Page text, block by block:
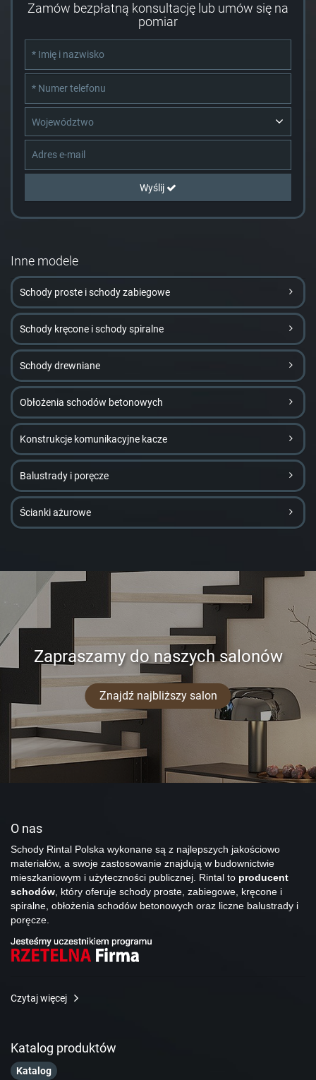
Zamów bezpłatną konsultację lub umów się na
pomiar
Województwo
Wyślij
Inne modele
Schody proste i schody zabiegowe
Schody kręcone i schody spiralne
Schody drewniane
Obłożenia schodów betonowych
Konstrukcje komunikacyjne kacze
Balustrady i poręcze
Ścianki ażurowe
Zapraszamy do naszych salonów
Znajdź najbliższy salon
O nas
Schody Rintal Polska wykonane są z najlepszych jakościowo
materiałów, a swoje zastosowanie znajdują w budownictwie
mieszkaniowym i użyteczności publicznej. Rintal to producent
schodów , który oferuje schody proste, zabiegowe, kręcone i
spiralne, obłożenia schodów betonowych oraz liczne balustrady i
poręcze.
Czytaj więcej
Katalog produktów
Katalog